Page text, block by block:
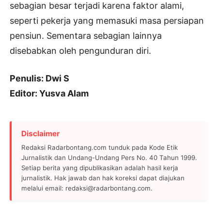
sebagian besar terjadi karena faktor alami,
seperti pekerja yang memasuki masa persiapan
pensiun. Sementara sebagian lainnya
disebabkan oleh pengunduran diri.
Penulis: Dwi S
Editor: Yusva Alam
Disclaimer
Redaksi Radarbontang.com tunduk pada Kode Etik
Jurnalistik dan Undang-Undang Pers No. 40 Tahun 1999.
Setiap berita yang dipublikasikan adalah hasil kerja
jurnalistik. Hak jawab dan hak koreksi dapat diajukan
melalui email: redaksi@radarbontang.com.